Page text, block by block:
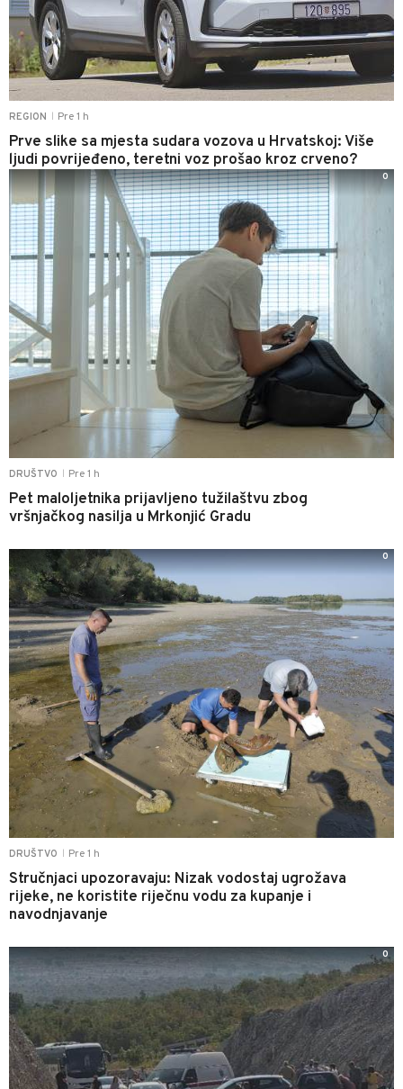
REGION Pre 1 h
Prve slike sa mjesta sudara vozova u Hrvatskoj: Više
ljudi povrijeđeno, teretni voz prošao kroz crveno?
DRUŠTVO Pre 1 h
Pet maloljetnika prijavljeno tužilaštvu zbog
vršnjačkog nasilja u Mrkonjić Gradu
0
DRUŠTVO Pre 1 h
Stručnjaci upozoravaju: Nizak vodostaj ugrožava
rijeke, ne koristite riječnu vodu za kupanje i
navodnjavanje
0
0